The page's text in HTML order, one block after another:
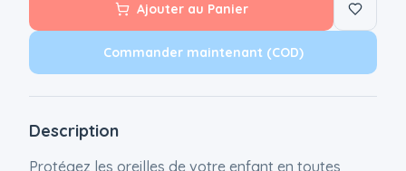
Ajouter au Panier
Commander maintenant (COD)
Description
Protégez les oreilles de votre enfant en toutes